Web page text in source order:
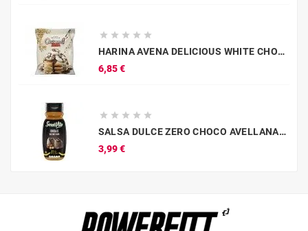
    
HARINA AVENA DELICIOUS WHITE CHOCO RINGS 1KG AMIX
6,85 €Precio
    
SALSA DULCE ZERO CHOCO AVELLANA 320ML SERVIVITA
3,99 €Precio